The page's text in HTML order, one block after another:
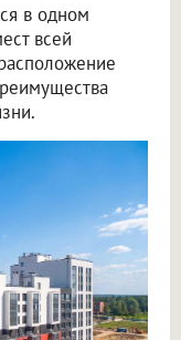
в одном
всей